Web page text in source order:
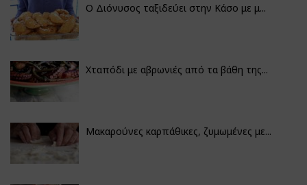
Ο Διόνυσος ταξιδεύει στην Κάσο με μ...
Χταπόδι με αβρωνιές από τα βάθη της...
Μακαρούνες καρπάθικες, ζυμωμένες με...